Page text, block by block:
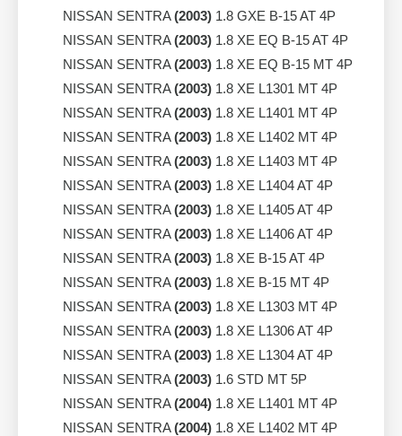
NISSAN SENTRA(2003) 1.8 GXE B-15 AT 4P
NISSAN SENTRA(2003) 1.8 XE EQ B-15 AT 4P
NISSAN SENTRA(2003) 1.8 XE EQ B-15 MT 4P
NISSAN SENTRA(2003) 1.8 XE L1301 MT 4P
NISSAN SENTRA(2003) 1.8 XE L1401 MT 4P
NISSAN SENTRA(2003) 1.8 XE L1402 MT 4P
NISSAN SENTRA(2003) 1.8 XE L1403 MT 4P
NISSAN SENTRA(2003) 1.8 XE L1404 AT 4P
NISSAN SENTRA(2003) 1.8 XE L1405 AT 4P
NISSAN SENTRA(2003) 1.8 XE L1406 AT 4P
NISSAN SENTRA(2003) 1.8 XE B-15 AT 4P
NISSAN SENTRA(2003) 1.8 XE B-15 MT 4P
NISSAN SENTRA(2003) 1.8 XE L1303 MT 4P
NISSAN SENTRA(2003) 1.8 XE L1306 AT 4P
NISSAN SENTRA(2003) 1.8 XE L1304 AT 4P
NISSAN SENTRA(2003) 1.6 STD MT 5P
NISSAN SENTRA(2004) 1.8 XE L1401 MT 4P
NISSAN SENTRA(2004) 1.8 XE L1402 MT 4P